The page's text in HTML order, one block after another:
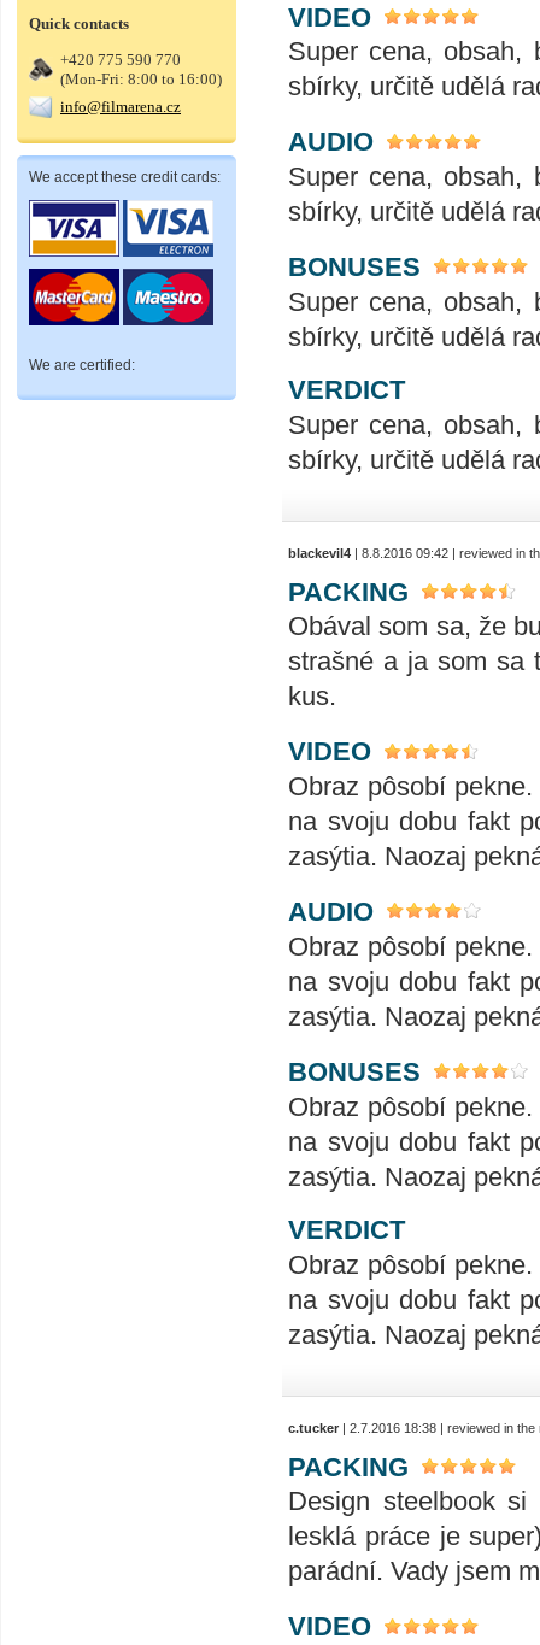
Quick contacts
+420 775 590 770
(Mon-Fri: 8:00 to 16:00)
info@filmarena.cz
We accept these credit cards:
We are certified:
VIDEO
Super cena, obsah,
sbírky, určitě udělá
AUDIO
Super cena, obsah,
sbírky, určitě udělá
BONUSES
Super cena, obsah,
sbírky, určitě udělá
VERDICT
Super cena, obsah,
sbírky, určitě udělá
blackevil4 | 8.8.2016 09:42 | reviewed in
PACKING
Obával som sa, že
strašné a ja som sa
kus.
VIDEO
Obraz pôsobí
na svoju dobu fakt
zasýtia. Naozaj
AUDIO
Obraz pôsobí
na svoju dobu fakt
zasýtia. Naozaj
BONUSES
Obraz pôsobí
na svoju dobu fakt
zasýtia. Naozaj
VERDICT
Obraz pôsobí
na svoju dobu fakt
zasýtia. Naozaj
c.tucker | 2.7.2016 18:38 | reviewed in
PACKING
Design steelbook si
lesklá práce je
parádní. Vady jsem
VIDEO